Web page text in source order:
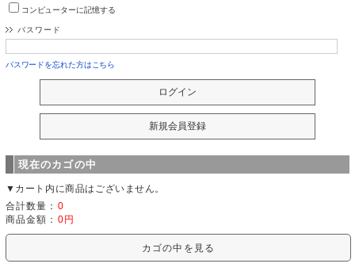
コンピューターに記憶する
パスワード
パスワードを忘れた方はこちら
現在のカゴの中
▼カート内に商品はございません。
合計数量： 0
商品金額： 0円
カゴの中を見る